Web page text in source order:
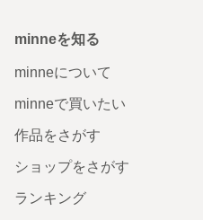
minneを知る
minneについて
minneで買いたい
作品をさがす
ショップをさがす
ランキング